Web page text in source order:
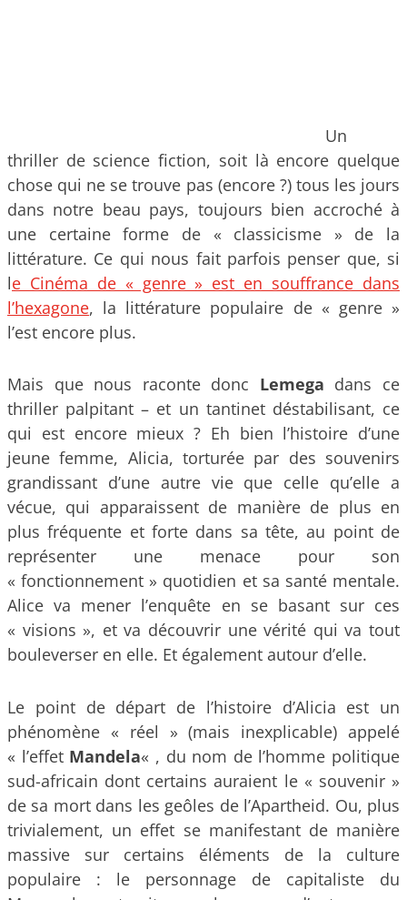
Un
thriller de science fiction, soit là encore quelque
chose qui ne se trouve pas (encore ?) tous les jours
dans notre beau pays, toujours bien accroché à
une certaine forme de « classicisme » de la
littérature. Ce qui nous fait parfois penser que, si
le Cinéma de « genre » est en souffrance dans
l’hexagone, la littérature populaire de « genre »
l’est encore plus.
Mais que nous raconte donc Lemega dans ce
thriller palpitant – et un tantinet déstabilisant, ce
qui est encore mieux ? Eh bien l’histoire d’une
jeune femme, Alicia, torturée par des souvenirs
grandissant d’une autre vie que celle qu’elle a
vécue, qui apparaissent de manière de plus en
plus fréquente et forte dans sa tête, au point de
représenter une menace pour son
« fonctionnement » quotidien et sa santé mentale.
Alice va mener l’enquête en se basant sur ces
« visions », et va découvrir une vérité qui va tout
bouleverser en elle. Et également autour d’elle.
Le point de départ de l’histoire d’Alicia est un
phénomène « réel » (mais inexplicable) appelé
« l’effet Mandela« , du nom de l’homme politique
sud-africain dont certains auraient le « souvenir »
de sa mort dans les geôles de l’Apartheid. Ou, plus
trivialement, un effet se manifestant de manière
massive sur certains éléments de la culture
populaire : le personnage de capitaliste du